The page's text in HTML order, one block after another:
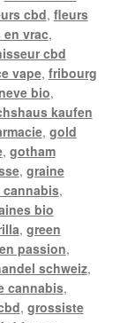
cbd, fleurs
en vrac,
cbd
vape, fribourg
bio,
kaufen
, gold
, gotham
, graine
cannabis,
bio
, green
passion,
schweiz,
cannabis,
, grossiste